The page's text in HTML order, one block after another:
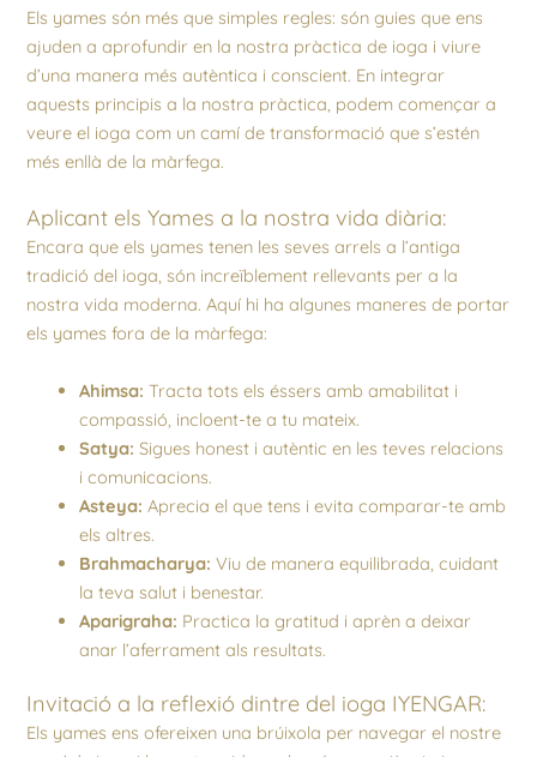
Els yames són més que simples regles: són guies que ens
ajuden a aprofundir en la nostra pràctica de ioga i viure
d’una manera més autèntica i conscient. En integrar
aquests principis a la nostra pràctica, podem començar a
veure el ioga com un camí de transformació que s’estén
més enllà de la màrfega.
Aplicant els Yames a la nostra vida diària:
Encara que els yames tenen les seves arrels a l’antiga
tradició del ioga, són increïblement rellevants per a la
nostra vida moderna. Aquí hi ha algunes maneres de portar
els yames fora de la màrfega:
Ahimsa: Tracta tots els éssers amb amabilitat i
compassió, incloent-te a tu mateix.
Satya: Sigues honest i autèntic en les teves relacions
i comunicacions.
Asteya: Aprecia el que tens i evita comparar-te amb
els altres.
Brahmacharya: Viu de manera equilibrada, cuidant
la teva salut i benestar.
Aparigraha: Practica la gratitud i aprèn a deixar
anar l’aferrament als resultats.
Invitació a la reflexió dintre del ioga IYENGAR:
Els yames ens ofereixen una brúixola per navegar el nostre